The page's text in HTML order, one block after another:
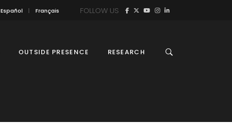
Español Français FOLLOW US
OUTSIDE PRESENCE RESEARCH